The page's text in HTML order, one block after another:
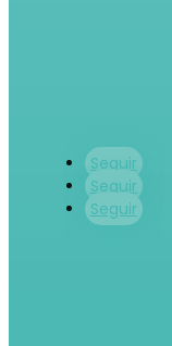
Seguir
Seguir
Seguir